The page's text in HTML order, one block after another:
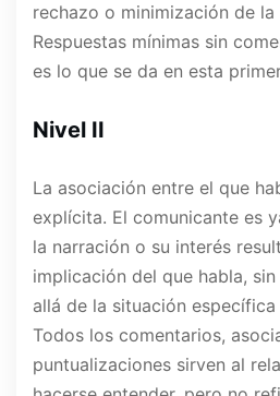
rechazo o minimización de
Respuestas mínimas sin
es lo que se da en esta
Nivel II
La asociación entre el que
explícita. El comunicante es
la narración o su interés
implicación del que habla,
allá de la situación
Todos los comentarios,
puntualizaciones sirven al